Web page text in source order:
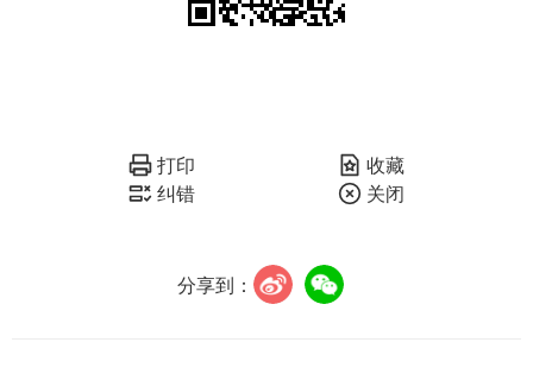
打印
收藏
纠错
关闭
分享到：